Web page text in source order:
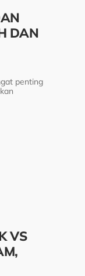
DAN
penting
VS